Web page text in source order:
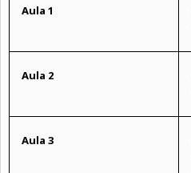
Aula 1
Aula 2
Aula 3